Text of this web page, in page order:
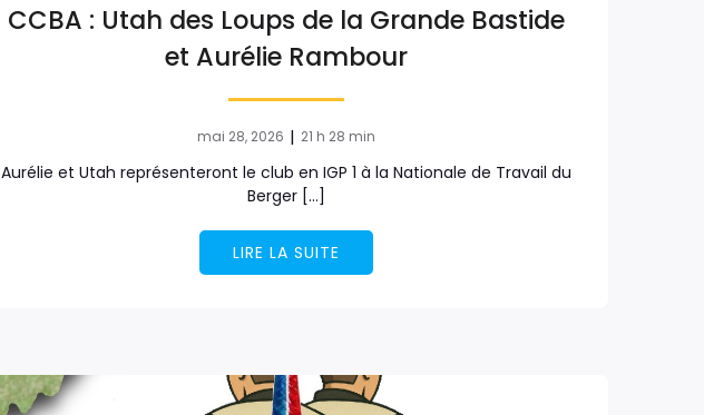
CCBA : Utah des Loups de la Grande Bastide
et Aurélie Rambour
mai 28, 2026 | 21 h 28 min
Aurélie et Utah représenteront le club en IGP 1 à la Nationale de Travail du
Berger […]
LIRE LA SUITE